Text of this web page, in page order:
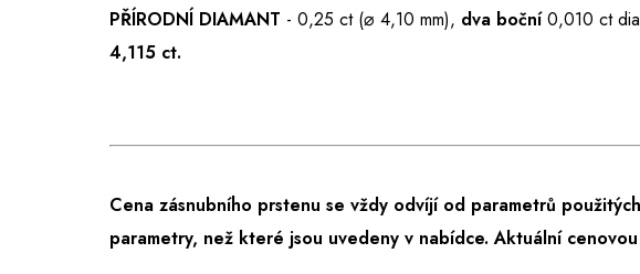
PŘÍRODNÍ DIAMANT - 0,25 ct (⌀ 4,10 mm), dva boční0,010 ct
4,115 ct.
Cena zásnubního prstenu se vždy odvíjí od parametrů
parametry, než které jsou uvedeny v nabídce.Aktuální